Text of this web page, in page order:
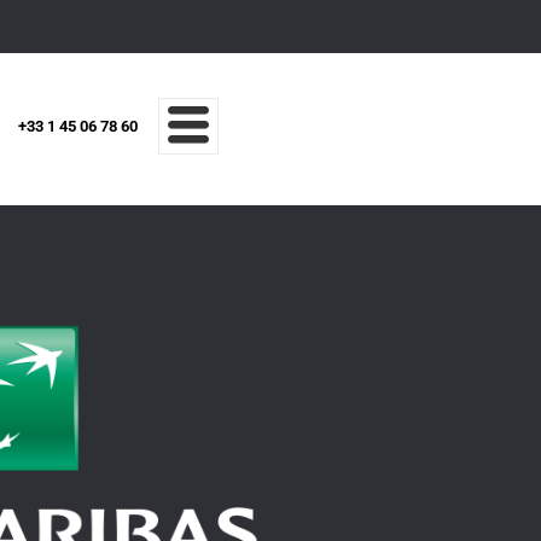
+33 1 45 06 78 60